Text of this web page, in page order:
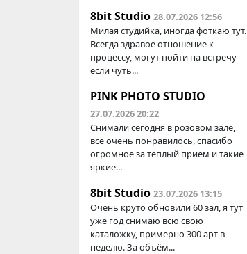
8bit Studio 28.07.2026 12:56
Милая студийка, иногда фоткаю тут.
Всегда здравое отношение к
процессу, могут пойти на встречу
если чуть...
PINK PHOTO STUDIO
27.07.2026 20:22
Снимали сегодня в розовом зале,
все очень понравилось, спасибо
огромное за теплый прием и такие
яркие...
8bit Studio 23.07.2026 13:15
Очень круто обновили 60 зал, я тут
уже год снимаю всю свою
каталожку, примерно 300 арт в
неделю. За объём...